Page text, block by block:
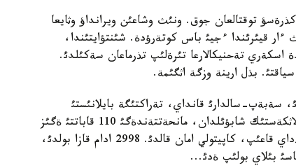
توقتالعان جوق. ونئث وشاعئن ويرانداؤ وثايعا
قيئرئندا ءجيئ باس كوتةرؤدة. شئنتؤايتئندا،
تةحنيكالارعا تئرةلئپ تذرماعان سةكئلدئ.
بذل ارينة وزگة اثگئمة.
سةبةپ-سالدارئ قانداي، تةراكتئگة بايلانئستئ
جذرگئزئلگةن زةرتتةؤلةر نة دةيدئ؟ سوعان كةلةيئك. لاثكةستئك شابؤئلدان، مانحةتتةندةگئ 110 قاباتتئ ةگئز
مذنارا قيرادئ، پةنتاگون عيماراتئ زاقئمداندئ، ايتةؤئر قذداي قاعئپ، كاپيتولي امان قالدئ. 2998 ادام قازا بولدئ،